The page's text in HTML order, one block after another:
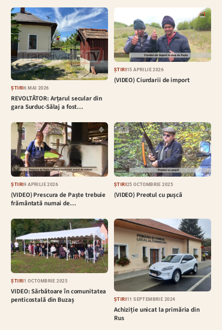
ȘTIRI6 MAI 2026
REVOLTĂTOR: Arțarul secular din
gara Surduc-Sălaj a fost…
ȘTIRI15 APRILIE 2026
(VIDEO) Ciurdarii de import
ȘTIRI9 APRILIE 2026
(VIDEO) Prescura de Paște trebuie
frământată numai de…
ȘTIRI25 OCTOMBRIE 2025
(VIDEO) Preotul cu pușcă
ȘTIRI1 OCTOMBRIE 2025
VIDEO: Sărbătoare în comunitatea
penticostală din Buzaș
ȘTIRI11 SEPTEMBRIE 2024
Achiziție unicat la primăria din
Rus